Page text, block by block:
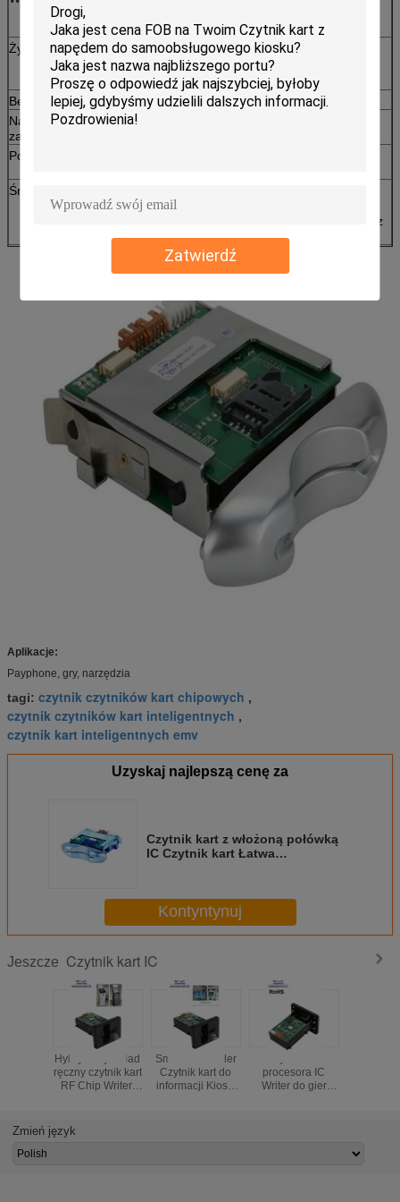
Zatwierdź
Grubość: 0,76 ~ 1 mm
Życie
Mikroprzełącznik: 500 000 razy Min
Kontakt IC: 300 000 razy Min
Berło
RS-232 i USB
Napięcie
zasilania
DC 5V ± 10%
Pobór energii
Środowisko
kondensacji)
Przechowywanie: -25 ℃ ~ 80 ℃, 0 ~ 95% RH (bez
kondensacji)
Aplikacje:
Payphone, gry, narzędzia
tagi: czytnik czytników kart chipowych ,
czytnik czytników kart inteligentnych ,
czytnik kart inteligentnych emv
Uzyskaj najlepszą cenę za
Czytnik kart z włożoną połówką
IC Czytnik kart Łatwa
Kontyntynuj
Jeszcze Czytnik kart IC
Hybrydowy wkład
ręczny czytnik kart
RF Chip Writer,
inteligentnych
Smart IC Reader
Czytnik kart do
informacji Kiosk,
procesora IC
Writer do gier
Zmień język